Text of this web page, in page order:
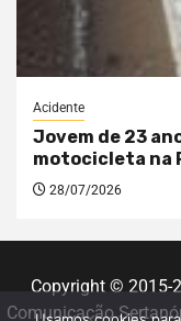
Acidente
Jovem de 23
motocicleta na
28/07/2026
Copyright © 2015-
Comunicação